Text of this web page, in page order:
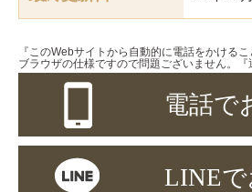
『このWebサイトから自動的に電話をかける
ブラウザの仕様ですので問題ございません。
電話で
LINE